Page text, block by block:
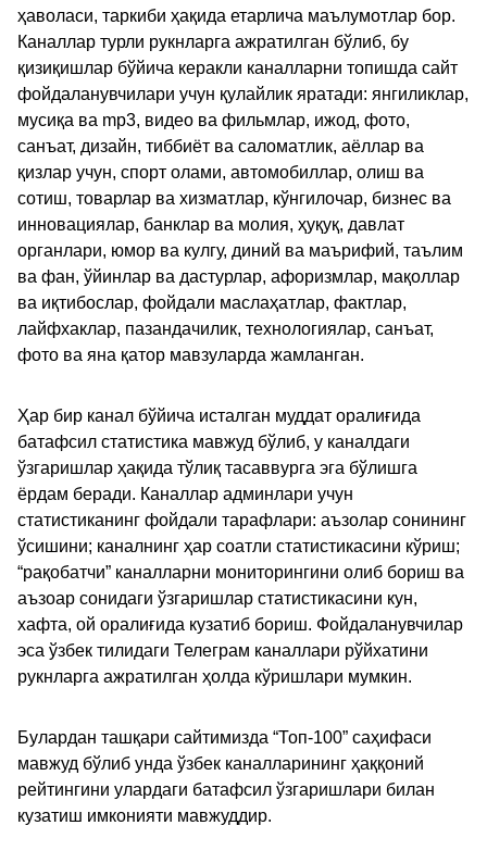
ҳаволаси, таркиби ҳақида етарлича маълумотлар бор.
Каналлар турли рукнларга ажратилган бўлиб, бу
қизиқишлар бўйича керакли каналларни топишда сайт
фойдаланувчилари учун қулайлик яратади: янгиликлар,
мусиқа ва mp3, видео ва фильмлар, ижод, фото,
санъат, дизайн, тиббиёт ва саломатлик, аёллар ва
қизлар учун, спорт олами, автомобиллар, олиш ва
сотиш, товарлар ва хизматлар, кўнгилочар, бизнес ва
инновациялар, банклар ва молия, ҳуқуқ, давлат
органлари, юмор ва кулгу, диний ва маърифий, таълим
ва фан, ўйинлар ва дастурлар, афоризмлар, мақоллар
ва иқтибослар, фойдали маслаҳатлар, фактлар,
лайфхаклар, пазандачилик, технологиялар, санъат,
фото ва яна қатор мавзуларда жамланган.
Ҳар бир канал бўйича исталган муддат оралиғида
батафсил статистика мавжуд бўлиб, у каналдаги
ўзгаришлар ҳақида тўлиқ тасаввурга эга бўлишга
ёрдам беради. Каналлар админлари учун
статистиканинг фойдали тарафлари: аъзолар сонининг
ўсишини; каналнинг ҳар соатли статистикасини кўриш;
“рақобатчи” каналларни мониторингини олиб бориш ва
аъзоар сонидаги ўзгаришлар статистикасини кун,
хафта, ой оралиғида кузатиб бориш. Фойдаланувчилар
эса ўзбек тилидаги Телеграм каналлари рўйхатини
рукнларга ажратилган ҳолда кўришлари мумкин.
Булардан ташқари сайтимизда “Топ-100” саҳифаси
мавжуд бўлиб унда ўзбек каналларининг ҳаққоний
рейтингини улардаги батафсил ўзгаришлари билан
кузатиш имконияти мавжуддир.